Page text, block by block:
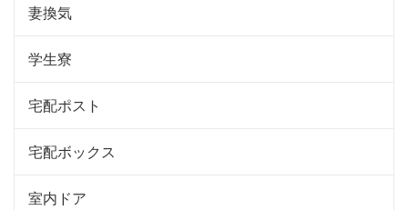
妻換気
学生寮
宅配ポスト
宅配ボックス
室内ドア